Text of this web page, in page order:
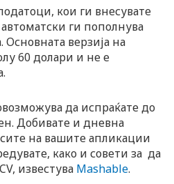
кои ги внесувате
ги пополнува
Основната верзија на
60 долари и не е
да испраќате до
Добивате и дневна
на вашите апликации
како и совети за да
известува Mashable.